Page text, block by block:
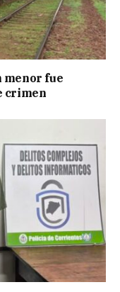
menor fue
crimen